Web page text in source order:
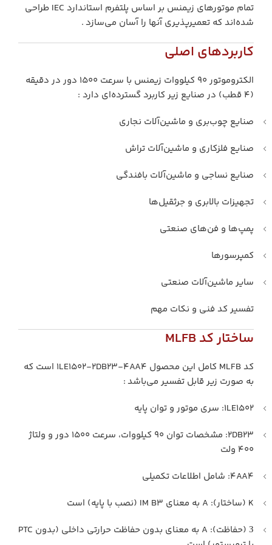
تمام موتورهای زیمنس بر اساس پلتفرم استاندارد IEC طراحی
شده‌اند که تعمیرپذیری آنها را آسان می‌سازد .
کاربردهای اصلی
الکتروموتور ۹۰ کیلووات زیمنس با سرعت ۱۵۰۰ دور در دقیقه
(۴ قطب) در صنایع زیر کاربرد گسترده‌ای دارد :
صنایع چوب‌بری و ماشین‌آلات نجاری
صنایع فلزکاری و ماشین‌آلات تراش
صنایع نساجی و ماشین‌آلات بافندگی
تجهیزات بالابری و جرثقیل‌ها
پمپ‌ها و فن‌های صنعتی
کمپرسورها
سایر ماشین‌آلات صنعتی
تفسیر کد فنی و نکات مهم
ساختار کد MLFB
کد MLFB کامل این محصول 1LE1502-2DB23-4AA4 است که
به صورت زیر قابل تفسیر می‌باشد :
1LE1502: سری موتور و توان پایه
2DB23: مشخصات توان ۹۰ کیلووات، سرعت ۱۵۰۰ دور و ولتاژ
۴۰۰ ولت
4AA4: شامل اطلاعات تکمیلی
K (ساختار): A به معنای IM B3 (نصب با پایه) است
З (حفاظت): A به معنای بدون حفاظت حرارتی داخلی (بدون PTC